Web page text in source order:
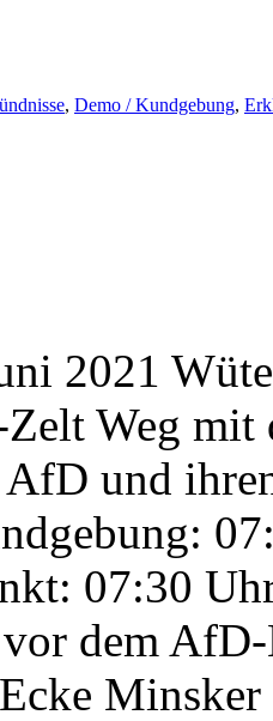
, Demo / Kundgebung,
2021
Weg mit
und
07:30
dem